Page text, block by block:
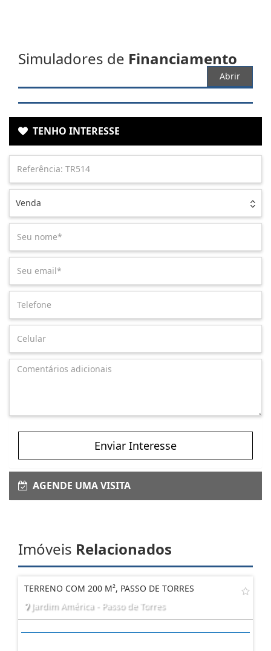
Simuladores de Financiamento
Abrir
TENHO INTERESSE
Venda
Enviar Interesse
AGENDE UMA VISITA
Imóveis Relacionados
TERRENO COM 200 M², PASSO DE TORRES
Jardim América - Passo de Torres